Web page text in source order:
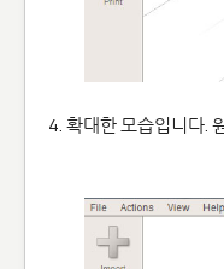
4. 확대한 모습입니다.